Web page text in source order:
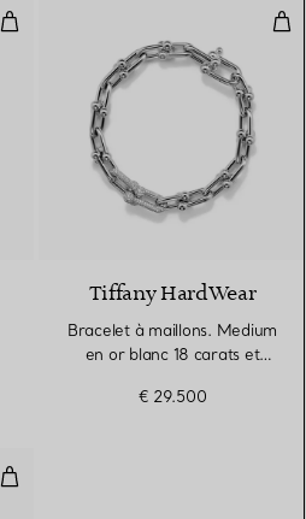
Bracelet à maillons larges en or
3 Matériaux
Tiffany HardWear
Bracelet à maillons. Medium
en or blanc 18 carats et
€ 29.500
Bracelet à maillons larges en or